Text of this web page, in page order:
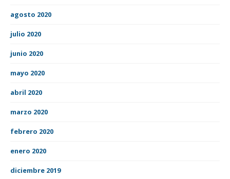
agosto 2020
julio 2020
junio 2020
mayo 2020
abril 2020
marzo 2020
febrero 2020
enero 2020
diciembre 2019